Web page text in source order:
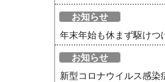
お知らせ
年末年始も休まず駆けつ
お知らせ
新型コロナウイルス感染